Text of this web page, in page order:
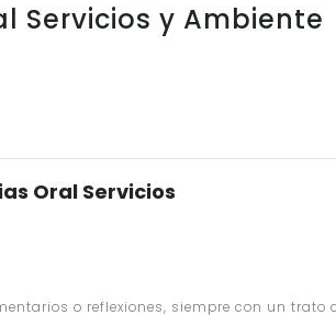
Servicios y Ambiente
Oral Servicios
o reflexiones, siempre con un